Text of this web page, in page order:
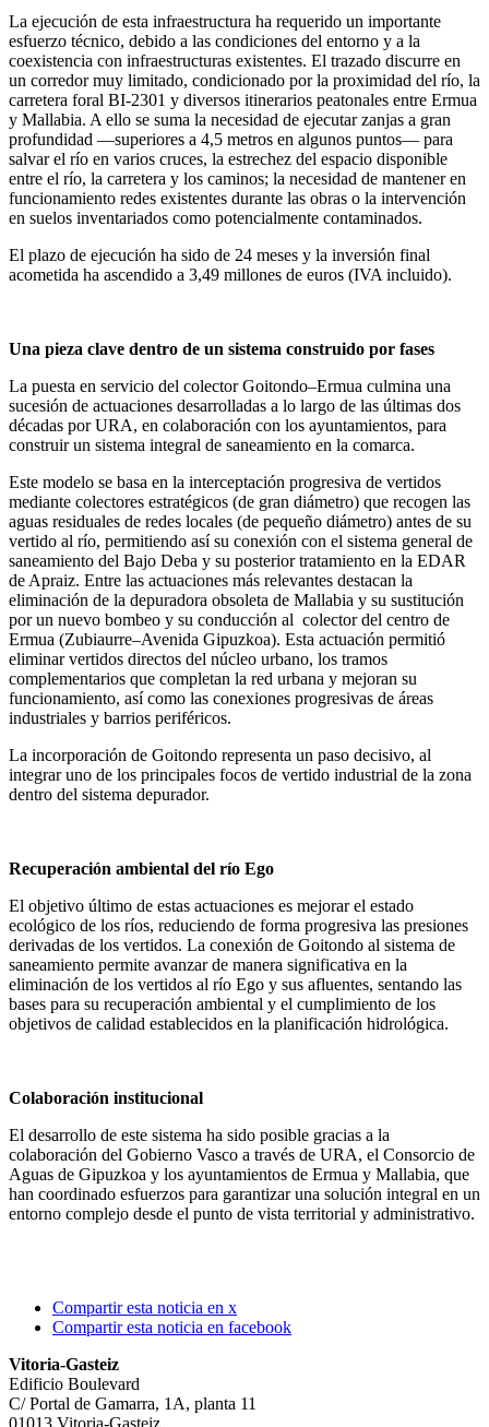
La ejecución de esta infraestructura ha requerido un importante
esfuerzo técnico, debido a las condiciones del entorno y a la
coexistencia con infraestructuras existentes. El trazado discurre en
un corredor muy limitado, condicionado por la proximidad del río, la
carretera foral BI-2301 y diversos itinerarios peatonales entre Ermua
y Mallabia. A ello se suma la necesidad de ejecutar zanjas a gran
profundidad —superiores a 4,5 metros en algunos puntos— para
salvar el río en varios cruces, la estrechez del espacio disponible
entre el río, la carretera y los caminos; la necesidad de mantener en
funcionamiento redes existentes durante las obras o la intervención
en suelos inventariados como potencialmente contaminados.
El plazo de ejecución ha sido de 24 meses y la inversión final
acometida ha ascendido a 3,49 millones de euros (IVA incluido).
Una pieza clave dentro de un sistema construido por fases
La puesta en servicio del colector Goitondo–Ermua culmina una
sucesión de actuaciones desarrolladas a lo largo de las últimas dos
décadas por URA, en colaboración con los ayuntamientos, para
construir un sistema integral de saneamiento en la comarca.
Este modelo se basa en la interceptación progresiva de vertidos
mediante colectores estratégicos (de gran diámetro) que recogen las
aguas residuales de redes locales (de pequeño diámetro) antes de su
vertido al río, permitiendo así su conexión con el sistema general de
saneamiento del Bajo Deba y su posterior tratamiento en la EDAR
de Apraiz. Entre las actuaciones más relevantes destacan la
eliminación de la depuradora obsoleta de Mallabia y su sustitución
por un nuevo bombeo y su conducción al colector del centro de
Ermua (Zubiaurre–Avenida Gipuzkoa). Esta actuación permitió
eliminar vertidos directos del núcleo urbano, los tramos
complementarios que completan la red urbana y mejoran su
funcionamiento, así como las conexiones progresivas de áreas
industriales y barrios periféricos.
La incorporación de Goitondo representa un paso decisivo, al
integrar uno de los principales focos de vertido industrial de la zona
dentro del sistema depurador.
Recuperación ambiental del río Ego
El objetivo último de estas actuaciones es mejorar el estado
ecológico de los ríos, reduciendo de forma progresiva las presiones
derivadas de los vertidos. La conexión de Goitondo al sistema de
saneamiento permite avanzar de manera significativa en la
eliminación de los vertidos al río Ego y sus afluentes, sentando las
bases para su recuperación ambiental y el cumplimiento de los
objetivos de calidad establecidos en la planificación hidrológica.
Colaboración institucional
El desarrollo de este sistema ha sido posible gracias a la
colaboración del Gobierno Vasco a través de URA, el Consorcio de
Aguas de Gipuzkoa y los ayuntamientos de Ermua y Mallabia, que
han coordinado esfuerzos para garantizar una solución integral en un
entorno complejo desde el punto de vista territorial y administrativo.
Compartir esta noticia en x
Compartir esta noticia en facebook
Vitoria-Gasteiz
Edificio Boulevard
C/ Portal de Gamarra, 1A, planta 11
01013 Vitoria-Gasteiz